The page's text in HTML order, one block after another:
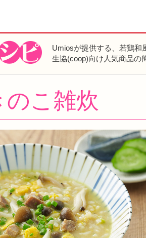
Umiosが提供する、若鶏和
生協(coop)向け人気商品の
こ雑炊